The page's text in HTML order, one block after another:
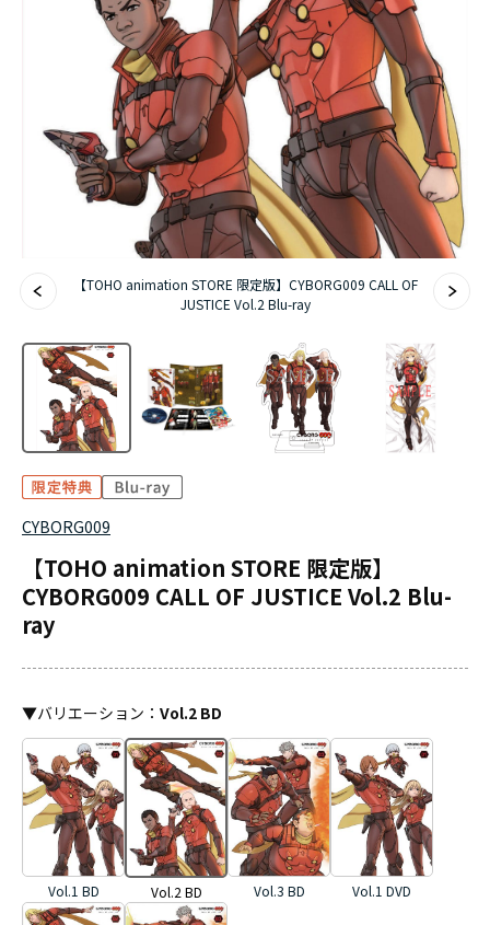
【TOHO animation STORE 限定版】CYBORG009 CALL OF
JUSTICE Vol.2 Blu-ray
CYBORG009
【TOHO animation STORE 限定版】
CYBORG009 CALL OF JUSTICE Vol.2 Blu-
ray
▼バリエーション ： Vol.2 BD
Vol.1 BD Vol.2 BD Vol.3 BD Vol.1 DVD